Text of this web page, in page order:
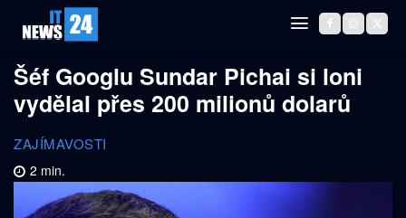
Šéf Googlu Sundar Pichai si loni
vydělal přes 200 milionů dolarů
ZAJÍMAVOSTI
2 min.